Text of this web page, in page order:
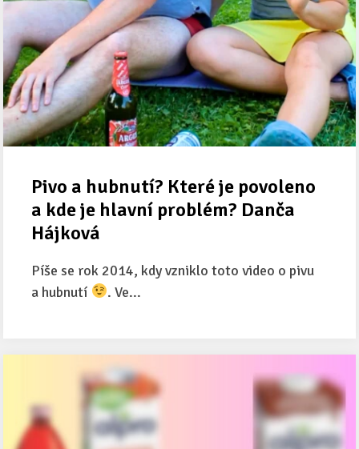
Pivo a hubnutí? Které je povoleno
a kde je hlavní problém? Danča
Hájková
Píše se rok 2014, kdy vzniklo toto video o pivu
a hubnutí
. Ve...